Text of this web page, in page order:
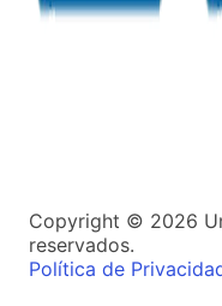
Copyright © 2026
reservados.
Política de